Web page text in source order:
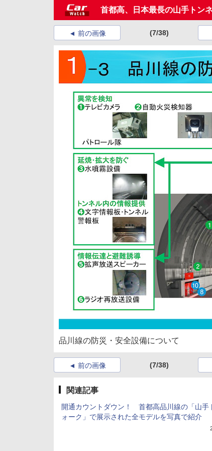
首都高、日本最長の山手トン
前の画像 (7/38)
品川線の防災・安全設備について
前の画像 (7/38)
関連記事
開通カウントダウン！ 首都高品川線の「山手
ォーク」で展示された全モデルを写真で紹介